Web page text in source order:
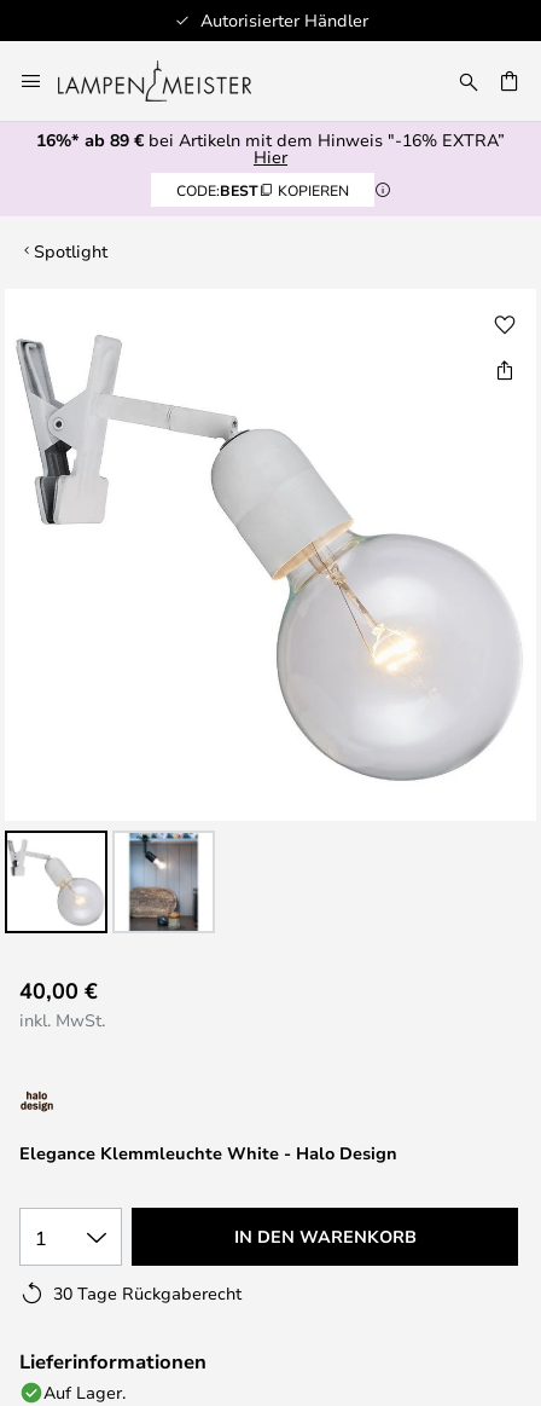
Autorisierter Händler
Inhalt
springen
16%* ab 89 € bei Artikeln mit dem Hinweis "-16% EXTRA”
Hier
CODE:BEST KOPIEREN
Spotlight
Ende
der
Bildgalerie
springen
Anfang
der
springen
Elegance Klemmleuchte White - Halo Design
40,00 €
inkl. MwSt.
1 IN DEN WARENKORB
30 Tage Rückgaberecht
Lieferinformationen
Auf Lager.